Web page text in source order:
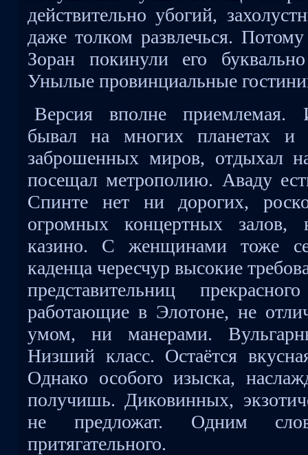
действительно убогий,
даже толком развлечься.
Зоран покинули его
Унылые провинциальные
Версия вполне приемлемая.
бывал на многих планетах и
заброшенных миров, отдыхал
посещал метрополию. Аваду
Спинте нет ни дорогих,
огромных концертных
казино. С женщинами тоже
каденца чересчур высокие
представительниц
работающие в Элотоне, не
умом, ни манерами.
Низший класс. Остаётся
Однако особого изыска,
получишь. Диковинных,
не предложат. Одним
притягательного.